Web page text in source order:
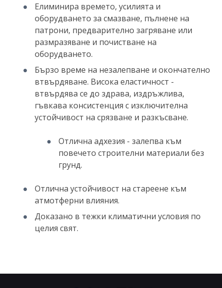
Елиминира времето, усилията и
оборудването за смазване, пълнене на
патрони, предварително загряване или
размразяване и почистване на
оборудването.
Бързо време на незалепване и окончателно
втвърдяване. Висока еластичност -
втвърдява се до здрава, издръжлива,
гъвкава консистенция с изключителна
устойчивост на срязване и разкъсване.
Отлична адхезия - залепва към
повечето строителни материали без
грунд.
Отлична устойчивост на стареене към
атмотферни влияния.
Доказано в тежки климатични условия по
целия свят.